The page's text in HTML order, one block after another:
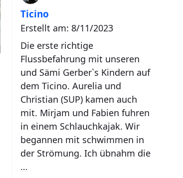
Ticino
Erstellt am: 8/11/2023
Die erste richtige
Flussbefahrung mit unseren
und Sämi Gerber`s Kindern auf
dem Ticino. Aurelia und
Christian (SUP) kamen auch
mit. Mirjam und Fabien fuhren
in einem Schlauchkajak. Wir
begannen mit schwimmen in
der Strömung. Ich übnahm die
…